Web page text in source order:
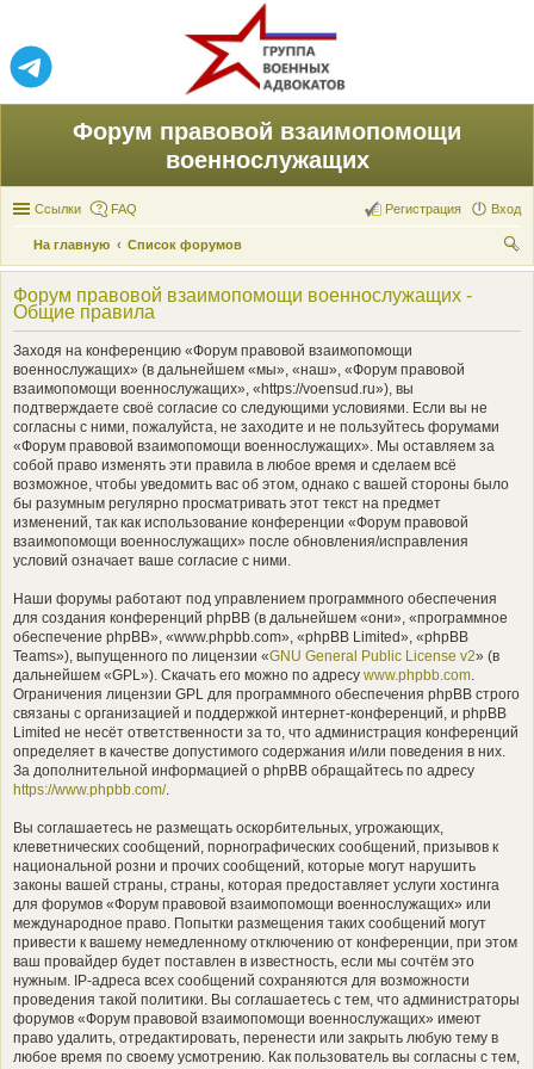
Форум правовой взаимопомощи
военнослужащих
Ссылки FAQ Вход
Регистрация
На главную
Список форумов
ои
Форум правовой взаимопомощи военнослужащих -
Общие правила
Заходя на конференцию «Форум правовой взаимопомощи
военнослужащих» (в дальнейшем «мы», «наш», «Форум правовой
взаимопомощи военнослужащих», «https://voensud.ru»), вы
подтверждаете своё согласие со следующими условиями. Если вы не
согласны с ними, пожалуйста, не заходите и не пользуйтесь форумами
«Форум правовой взаимопомощи военнослужащих». Мы оставляем за
собой право изменять эти правила в любое время и сделаем всё
возможное, чтобы уведомить вас об этом, однако с вашей стороны было
бы разумным регулярно просматривать этот текст на предмет
изменений, так как использование конференции «Форум правовой
взаимопомощи военнослужащих» после обновления/исправления
условий означает ваше согласие с ними.
Наши форумы работают под управлением программного обеспечения
для создания конференций phpBB (в дальнейшем «они», «программное
обеспечение phpBB», «www.phpbb.com», «phpBB Limited», «phpBB
Teams»), выпущенного по лицензии «GNU General Public License v2» (в
дальнейшем «GPL»). Скачать его можно по адресу www.phpbb.com.
Ограничения лицензии GPL для программного обеспечения phpBB строго
связаны с организацией и поддержкой интернет-конференций, и phpBB
Limited не несёт ответственности за то, что администрация конференций
определяет в качестве допустимого содержания и/или поведения в них.
За дополнительной информацией о phpBB обращайтесь по адресу
https://www.phpbb.com/.
Вы соглашаетесь не размещать оскорбительных, угрожающих,
клеветнических сообщений, порнографических сообщений, призывов к
национальной розни и прочих сообщений, которые могут нарушить
законы вашей страны, страны, которая предоставляет услуги хостинга
для форумов «Форум правовой взаимопомощи военнослужащих» или
международное право. Попытки размещения таких сообщений могут
привести к вашему немедленному отключению от конференции, при этом
ваш провайдер будет поставлен в известность, если мы сочтём это
нужным. IP-адреса всех сообщений сохраняются для возможности
проведения такой политики. Вы соглашаетесь с тем, что администраторы
форумов «Форум правовой взаимопомощи военнослужащих» имеют
право удалить, отредактировать, перенести или закрыть любую тему в
любое время по своему усмотрению. Как пользователь вы согласны с тем,